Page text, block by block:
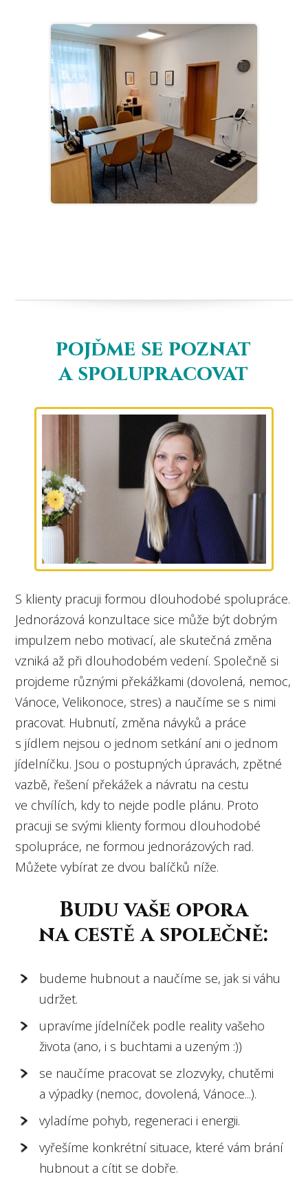
pojďme se poznat
a spolupracovat
S klienty pracuji formou dlouhodobé spolupráce.
Jednorázová konzultace sice může být dobrým
impulzem nebo motivací, ale skutečná změna
vzniká až při dlouhodobém vedení. Společně si
projdeme různými překážkami (dovolená, nemoc,
Vánoce, Velikonoce, stres) a naučíme se s nimi
pracovat. Hubnutí, změna návyků a práce
s jídlem nejsou o jednom setkání ani o jednom
jídelníčku. Jsou o postupných úpravách, zpětné
vazbě, řešení překážek a návratu na cestu
ve chvílích, kdy to nejde podle plánu. Proto
pracuji se svými klienty formou dlouhodobé
spolupráce, ne formou jednorázových rad.
Můžete vybírat ze dvou balíčků níže.
Budu vaše opora
na cestě a společně:
budeme hubnout a naučíme se, jak si váhu
udržet.
upravíme jídelníček podle reality vašeho
života (ano, i s buchtami a uzeným :))
se naučíme pracovat se zlozvyky, chutěmi
a výpadky (nemoc, dovolená, Vánoce...).
vyladíme pohyb, regeneraci i energii.
vyřešíme konkrétní situace, které vám brání
hubnout a cítit se dobře.